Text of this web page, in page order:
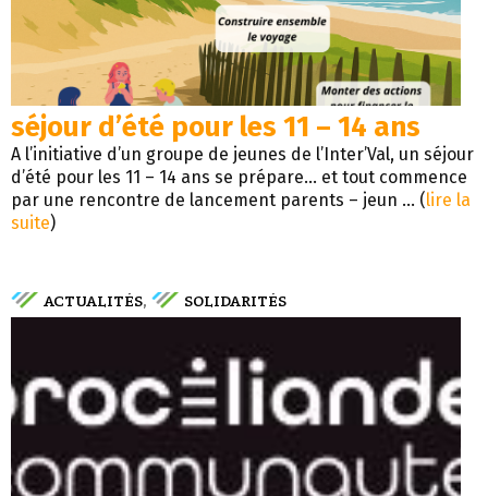
séjour d’été pour les 11 – 14 ans
A l’initiative d’un groupe de jeunes de l’Inter’Val, un séjour
d’été pour les 11 – 14 ans se prépare… et tout commence
par une rencontre de lancement parents – jeun ... (lire la
suite)
ACTUALITÉS, SOLIDARITÉS